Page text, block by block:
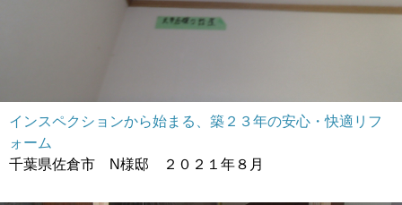
インスペクションから始まる、築２３年の安心・快適リフ
ォーム
千葉県佐倉市 N様邸 ２０２１年８月